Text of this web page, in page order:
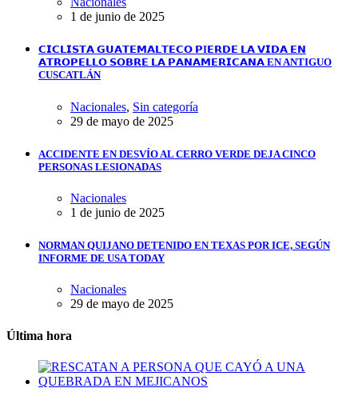
1 de junio de 2025
𝗖𝗜𝗖𝗟𝗜𝗦𝗧𝗔 𝗚𝗨𝗔𝗧𝗘𝗠𝗔𝗟𝗧𝗘𝗖𝗢 𝗣I𝗘𝗥𝗗𝗘 𝗟𝗔 𝗩𝗜𝗗𝗔 𝗘𝗡
𝗔𝗧𝗥𝗢𝗣𝗘𝗟𝗟𝗢 𝗦𝗢𝗕𝗥𝗘 𝗟𝗔 𝗣𝗔𝗡𝗔𝗠𝗘𝗥𝗜𝗖𝗔𝗡𝗔 EN ANTIGUO
CUSCATLÁN
Nacionales, Sin categoría
29 de mayo de 2025
ACCIDENTE EN DESVÍO AL CERRO VERDE DEJA CINCO
PERSONAS LESIONADAS
Nacionales
1 de junio de 2025
NORMAN QUIJANO DETENIDO EN TEXAS POR ICE, SEGÚN
INFORME DE USA TODAY
Nacionales
29 de mayo de 2025
Última hora